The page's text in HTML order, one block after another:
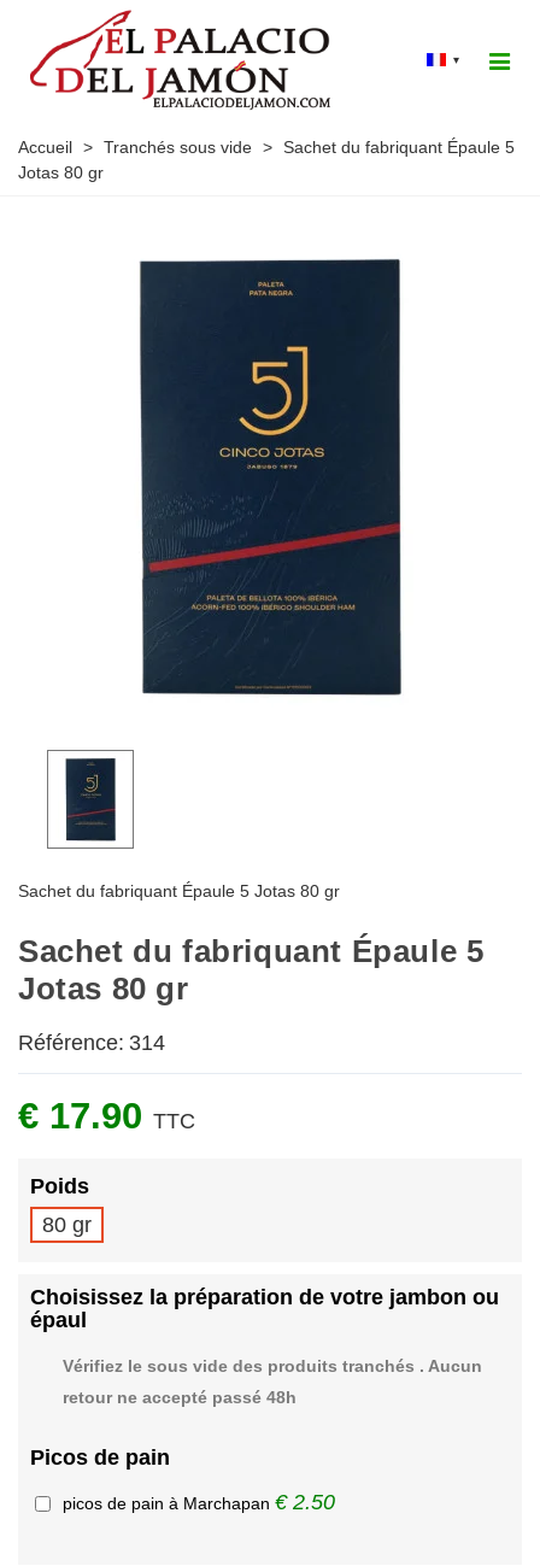
▾
Accueil > Tranchés sous vide > Sachet du fabriquant Épaule 5
Jotas 80 gr
Sachet du fabriquant Épaule 5 Jotas 80 gr
Sachet du fabriquant Épaule 5
Jotas 80 gr
Référence: 314
€ 17.90 TTC
Poids
80 gr
Choisissez la préparation de votre jambon ou
épaul
Vérifiez le sous vide des produits tranchés . Aucun
retour ne accepté passé 48h
Picos de pain
picos de pain à Marchapan € 2.50